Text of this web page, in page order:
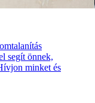
segít önnek,
minket és